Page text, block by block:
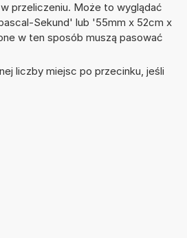
przeliczeniu. Może to wyglądać
Sekund' lub '55mm x 52cm x
w ten sposób muszą pasować
liczby miejsc po przecinku, jeśli